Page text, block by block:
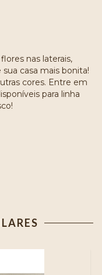
nas laterais,
casa mais bonita!
cores. Entre em
para linha